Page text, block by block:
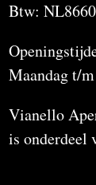
Btw:
Maandag t/
Vianello
is onderdeel